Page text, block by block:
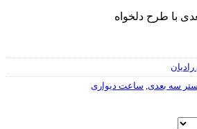
با طرح دلخواه
سه بعدی ساعت دیواری